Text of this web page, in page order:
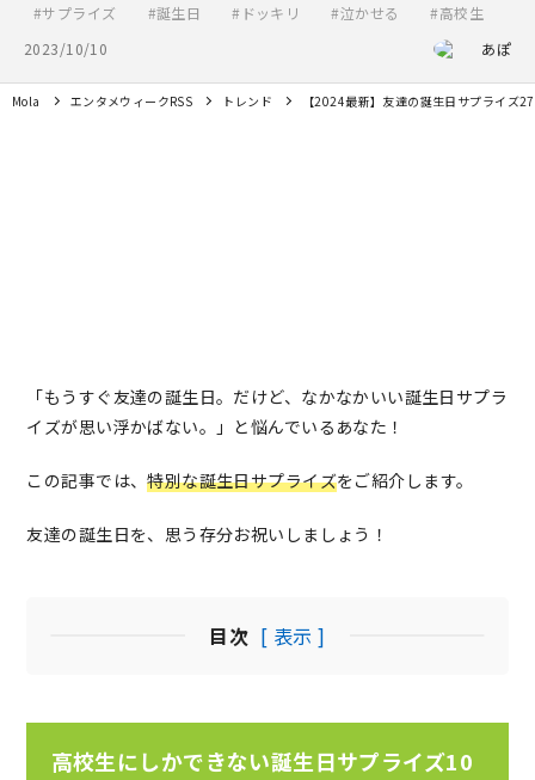
サプライズ 誕生日 ドッキリ 泣かせる
高校生
2023/10/10
あぽ
Mola エンタメウィークRSS トレンド 【2024最新】友達の誕生日サプライズ
「もうすぐ友達の誕生日。だけど、なかなかいい誕生日サプラ
イズが思い浮かばない。」と悩んでいるあなた！
この記事では、特別な誕生日サプライズをご紹介します。
友達の誕生日を、思う存分お祝いしましょう！
目次 [ 表示 ]
高校生にしかできない誕生日サプライズ10